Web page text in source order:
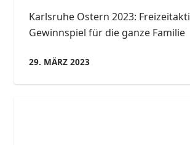
Karlsruhe Ostern 2023:
Gewinnspiel für die ganze Familie
29. MÄRZ 2023